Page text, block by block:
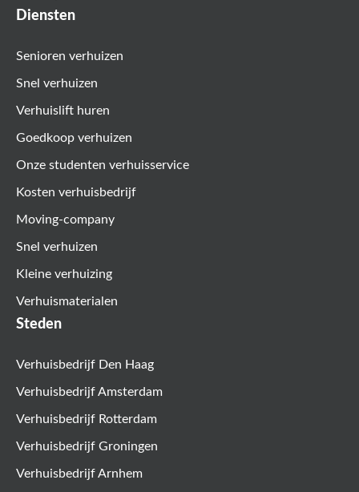
Diensten
Senioren verhuizen
Snel verhuizen
Verhuislift huren
Goedkoop verhuizen
Onze studenten verhuisservice
Kosten verhuisbedrijf
Moving-company
Snel verhuizen
Kleine verhuizing
Verhuismaterialen
Steden
Verhuisbedrijf Den Haag
Verhuisbedrijf Amsterdam
Verhuisbedrijf Rotterdam
Verhuisbedrijf Groningen
Verhuisbedrijf Arnhem